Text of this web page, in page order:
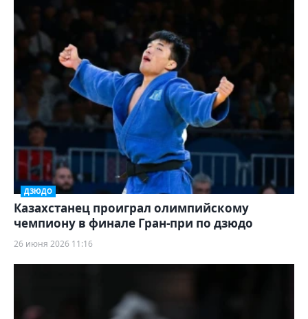
ДЗЮДО
Казахстанец проиграл олимпийскому
чемпиону в финале Гран-при по дзюдо
26 июня 2026 11:16